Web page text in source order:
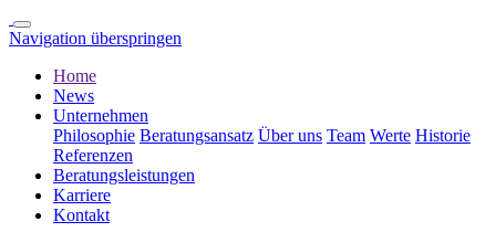
Navigation überspringen
Home
News
Unternehmen
Philosophie Beratungsansatz Über uns Team Werte Historie
Referenzen
Beratungsleistungen
Karriere
Kontakt